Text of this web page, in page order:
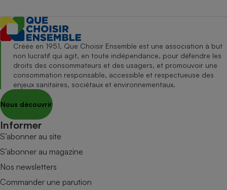
Créée en 1951, Que Choisir Ensemble est une association à but
non lucratif qui agit, en toute indépendance, pour défendre les
droits des consommateurs et des usagers, et promouvoir une
consommation responsable, accessible et respectueuse des
enjeux sanitaires, sociétaux et environnementaux.
Nous découvrir
Informer
S’abonner au site
S’abonner au magazine
Nos newsletters
Commander une parution